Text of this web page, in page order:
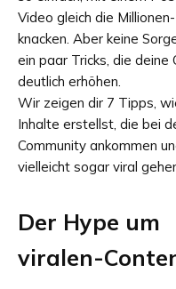
Video gleich die
knacken. Aber keine
ein paar Tricks, die deine
deutlich erhöhen.
Wir zeigen dir 7 Tipps,
Inhalte erstellst, die bei
Community ankommen
vielleicht sogar viral
Der Hype um
viralen-